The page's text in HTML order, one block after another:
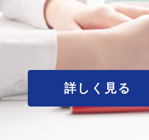
詳しく見る